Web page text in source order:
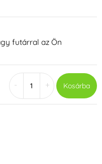
futárral az Ön
+ Kosárba